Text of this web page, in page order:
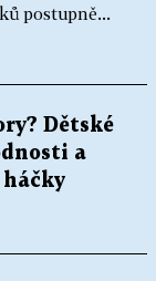
postupně...
Dětské
a